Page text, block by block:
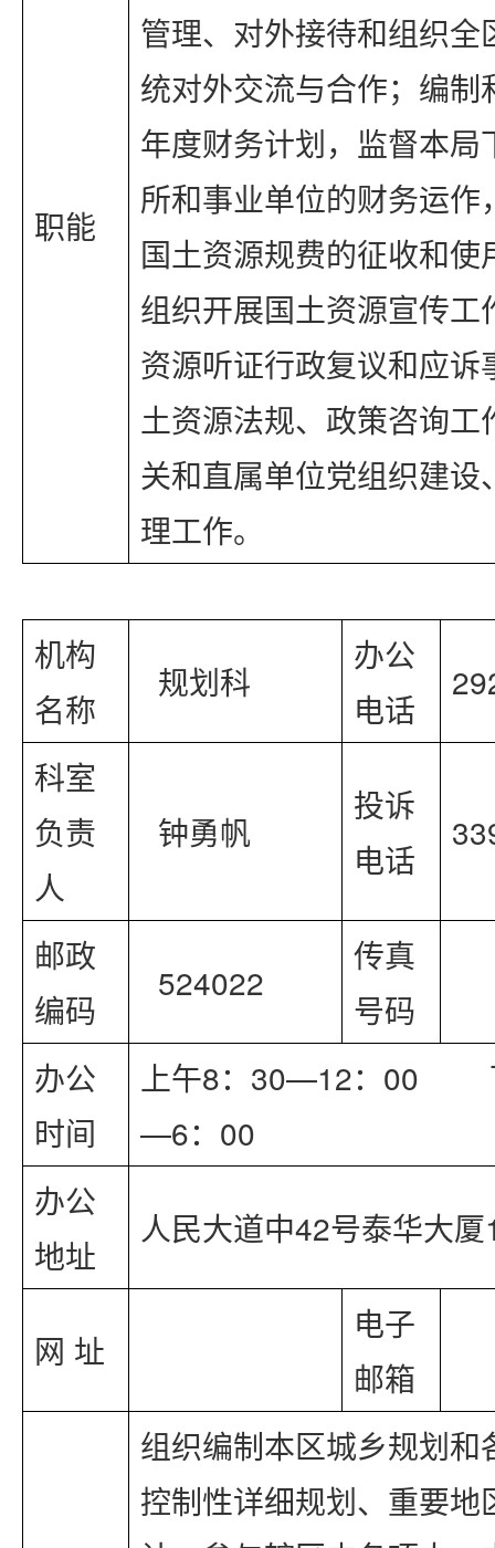
职能
管理、对外接待和组织全
统对外交流与合作；编制
年度财务计划，监督本局
所和事业单位的财务运作
国土资源规费的征收和使
组织开展国土资源宣传工
资源听证行政复议和应诉
土资源法规、政策咨询工
关和直属单位党组织建设
理工作。
机构
名称
规划科
办公
电话
科室
负责
人
钟勇帆
投诉
电话
邮政
编码
524022
传真
号码
办公
时间
上午8：30—12：00
—6：00
办公
地址
人民大道中42号泰华大
网 址
电子
邮箱
组织编制本区城乡规划和
控制性详细规划、重要地